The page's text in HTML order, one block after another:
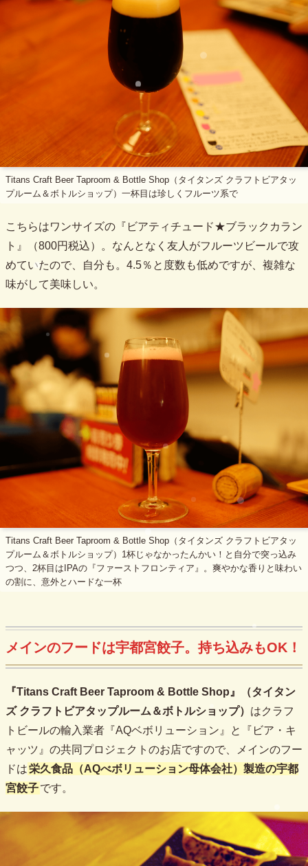
Titans Craft Beer Taproom & Bottle Shop（タイタンズ クラフトビアタッ
プルーム＆ボトルショップ）一杯目は珍しくフルーツ系で
こちらはワンサイズの『ビアティチュード★ブラックカラン
ト』（800円税込）。なんとなく友人がフルーツビールで攻
めていたので、自分も。4.5％と度数も低めですが、複雑な
味がして美味しい。
Titans Craft Beer Taproom & Bottle Shop（タイタンズ クラフトビアタッ
プルーム＆ボトルショップ）1杯じゃなかったんかい！と自分で突っ込み
つつ、2杯目はIPAの『ファーストフロンティア』。爽やかな香りと味わい
の割に、意外とハードな一杯
メインのフードは宇都宮餃子。持ち込みもOK！
『Titans Craft Beer Taproom & Bottle Shop』（タイタン
ズ クラフトビアタップルーム＆ボトルショップ） はクラフ
トビールの輸入業者『AQベボリューション』と『ビア・キ
ャッツ』の共同プロジェクトのお店ですので、メインのフー
ドは栄久食品（AQべボリューション母体会社）製造の宇都
宮餃子です。